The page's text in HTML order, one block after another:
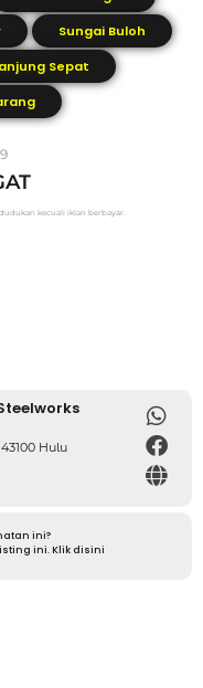
Sungai Buloh
Sepat
kecuali iklan berbayar.
Hulu
ini?
ini. Klik disini